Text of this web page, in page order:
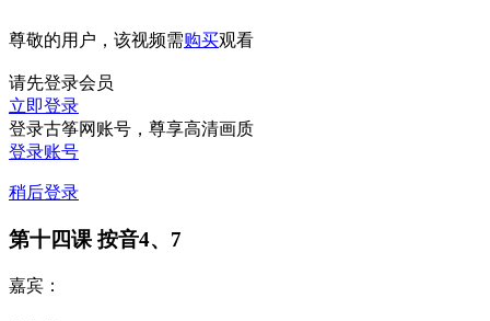
尊敬的用户，该视频需购买观看
请先登录会员
立即登录
登录古筝网账号，尊享高清画质
登录账号
稍后登录
第十四课 按音4、7
嘉宾：